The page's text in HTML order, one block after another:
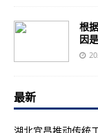
根
因
最新